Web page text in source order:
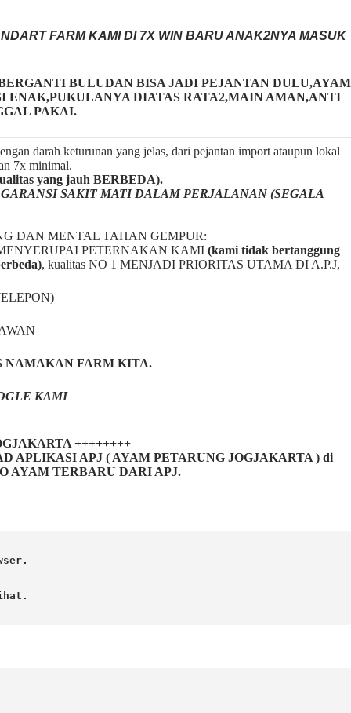
FARM KAMI DI 7X WIN BARU ANAK2NYA MASUK
BULUDAN BISA JADI PEJANTAN DULU,AYAM
ENAK,PUKULANYA DIATAS RATA2,MAIN AMAN,ANTI
PAKAI.
darah keturunan yang jelas, dari pejantan import ataupun lokal
7x minimal.
yang jauh BERBEDA).
GARANSI SAKIT MATI DALAM PERJALANAN (SEGALA
DAN MENTAL TAHAN GEMPUR:
PETERNAKAN KAMI (kami tidak bertanggung
, kualitas NO 1 MENJADI PRIORITAS UTAMA DI A.P.J,
NAMAKAN FARM KITA.
KAMI
++++++++
APLIKASI APJ ( AYAM PETARUNG JOGJAKARTA ) di
AYAM TERBARU DARI APJ.